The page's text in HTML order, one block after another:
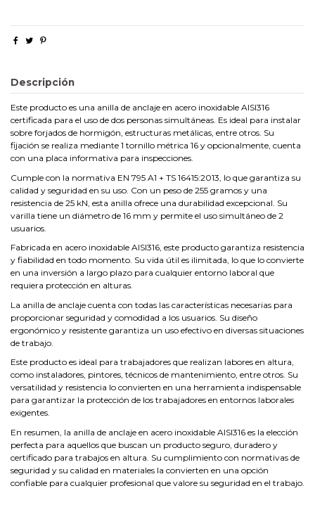
Descripción
Este producto es una anilla de anclaje en acero inoxidable AISI316
certificada para el uso de dos personas simultáneas. Es ideal para instalar
sobre forjados de hormigón, estructuras metálicas, entre otros. Su
fijación se realiza mediante 1 tornillo métrica 16 y opcionalmente, cuenta
con una placa informativa para inspecciones.
Cumple con la normativa EN 795 A1 + TS 16415:2013, lo que garantiza su
calidad y seguridad en su uso. Con un peso de 255 gramos y una
resistencia de 25 kN, esta anilla ofrece una durabilidad excepcional. Su
varilla tiene un diámetro de 16 mm y permite el uso simultáneo de 2
usuarios.
Fabricada en acero inoxidable AISI316, este producto garantiza resistencia
y fiabilidad en todo momento. Su vida útil es ilimitada, lo que lo convierte
en una inversión a largo plazo para cualquier entorno laboral que
requiera protección en alturas.
La anilla de anclaje cuenta con todas las características necesarias para
proporcionar seguridad y comodidad a los usuarios. Su diseño
ergonómico y resistente garantiza un uso efectivo en diversas situaciones
de trabajo.
Este producto es ideal para trabajadores que realizan labores en altura,
como instaladores, pintores, técnicos de mantenimiento, entre otros. Su
versatilidad y resistencia lo convierten en una herramienta indispensable
para garantizar la protección de los trabajadores en entornos laborales
exigentes.
En resumen, la anilla de anclaje en acero inoxidable AISI316 es la elección
perfecta para aquellos que buscan un producto seguro, duradero y
certificado para trabajos en altura. Su cumplimiento con normativas de
seguridad y su calidad en materiales la convierten en una opción
confiable para cualquier profesional que valore su seguridad en el trabajo.